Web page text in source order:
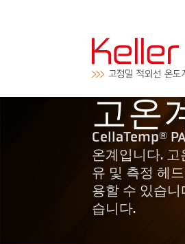
고온
CellaTemp®
온계입니다.
유 및 측정 헤
용할 수 있습
습니다.